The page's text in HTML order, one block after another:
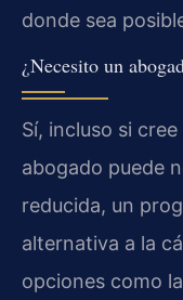
donde sea
¿Necesito un
Sí, incluso si
abogado puede
reducida, un
alternativa a la
opciones como